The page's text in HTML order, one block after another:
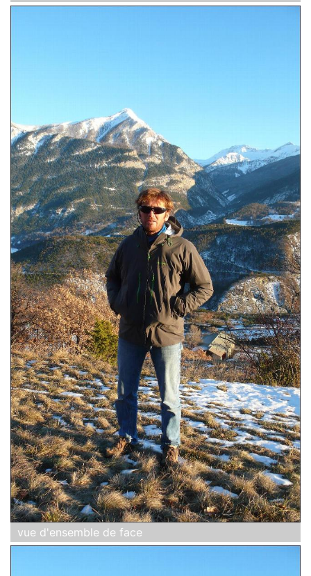
vue d'ensemble de face